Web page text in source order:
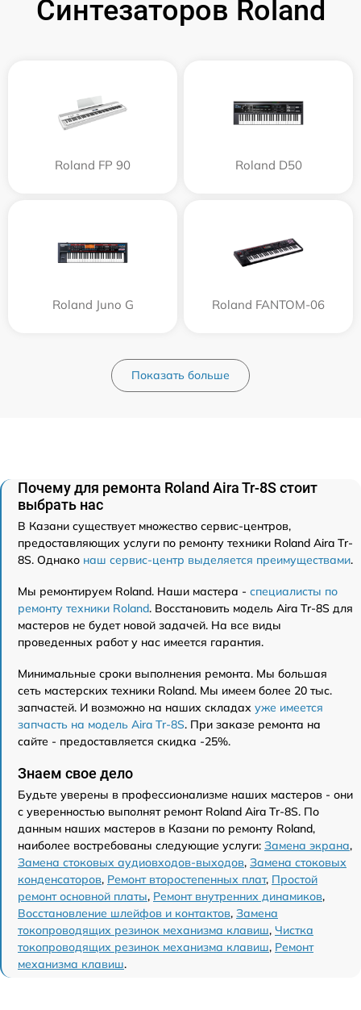
Синтезаторов Roland
Roland FP 90 Roland D50
Roland Juno G Roland FANTOM-06
Показать больше
Почему для ремонта Roland Aira Tr-8S стоит
выбрать нас
В Казани существует множество сервис-центров,
предоставляющих услуги по ремонту техники Roland Aira Tr-
8S. Однако наш сервис-центр выделяется преимуществами.
Мы ремонтируем Roland. Наши мастера - специалисты по
ремонту техники Roland. Восстановить модель Aira Tr-8S для
мастеров не будет новой задачей. На все виды
проведенных работ у нас имеется гарантия.
Минимальные сроки выполнения ремонта. Мы большая
сеть мастерских техники Roland. Мы имеем более 20 тыс.
запчастей. И возможно на наших складах уже имеется
запчасть на модель Aira Tr-8S. При заказе ремонта на
сайте - предоставляется скидка -25%.
Знаем свое дело
Будьте уверены в профессионализме наших мастеров - они
с уверенностью выполнят ремонт Roland Aira Tr-8S. По
данным наших мастеров в Казани по ремонту Roland,
наиболее востребованы следующие услуги: Замена экрана,
Замена стоковых аудиовходов-выходов, Замена стоковых
конденсаторов, Ремонт второстепенных плат, Простой
ремонт основной платы, Ремонт внутренних динамиков,
Восстановление шлейфов и контактов, Замена
токопроводящих резинок механизма клавиш, Чистка
токопроводящих резинок механизма клавиш, Ремонт
механизма клавиш.